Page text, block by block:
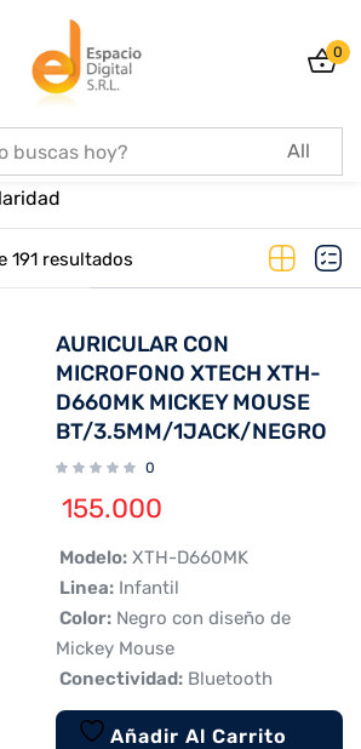
0
191 resultados
AURICULAR CON
MICROFONO XTECH XTH-
D660MK MICKEY MOUSE
BT/3.5MM/1JACK/NEGRO
0
155.000
 Modelo:XTH-D660MK
 Linea:Infantil
 Color:Negro con diseño de
Mickey Mouse
 Conectividad:Bluetooth
Añadir Al Carrito
Sign in
me
Log In
Create an account